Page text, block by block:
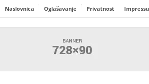
Naslovnica Oglašavanje Privatnost